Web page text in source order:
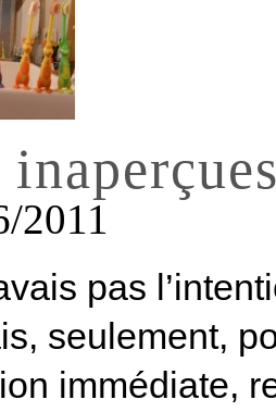
2011
pas
seulement,
immédiate,